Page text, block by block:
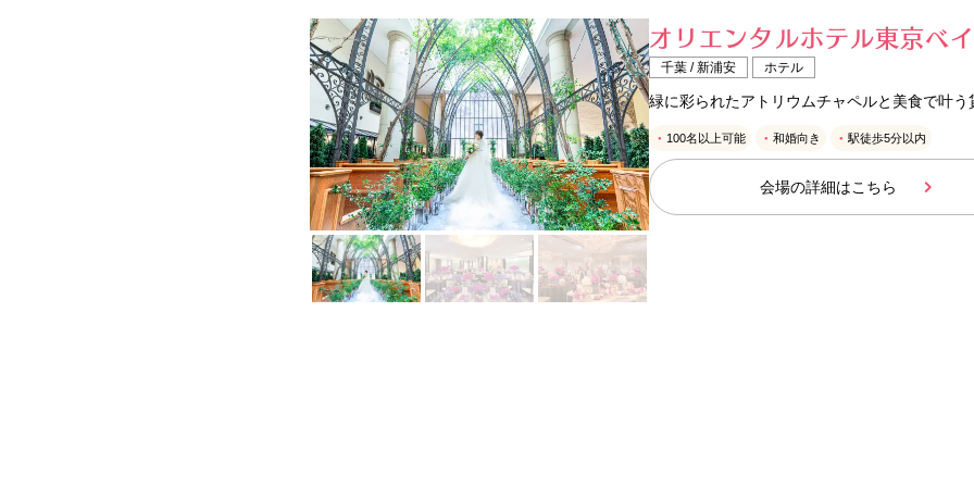
オリエンタルホテル東京ベイ
千葉 / 新浦安 ホテル
緑に彩られたアトリウムチャペルと美食で叶
100名以上可能 和婚向き 駅徒歩5分以内
会場の詳細はこちら